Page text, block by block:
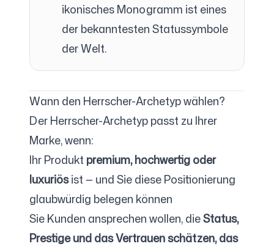
ikonisches Monogramm ist eines
der bekanntesten Statussymbole
der Welt.
Wann den Herrscher-Archetyp wählen?
Der Herrscher-Archetyp passt zu Ihrer
Marke, wenn:
Ihr Produkt premium, hochwertig oder
luxuriösist — und Sie diese Positionierung
glaubwürdig belegen können
Sie Kunden ansprechen wollen, dieStatus,
Prestige und das Vertrauen schätzen, das